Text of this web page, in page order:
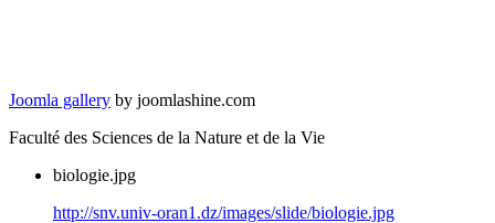
Joomla gallery by joomlashine.com
Faculté des Sciences de la Nature et de la Vie
biologie.jpg
http://snv.univ-oran1.dz/images/slide/biologie.jpg